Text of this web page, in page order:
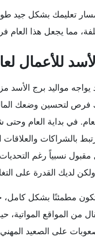
مما يجعل هذا العام
للأعمال لعام
فرص لتحسين وضعك
العام. في بداية العام
بالشراكات
نسبياً رغم
ولكن لديك القدرة على
مطمئنًا بشكل
من المواقع
على الصعيد